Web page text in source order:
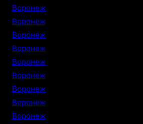
Воронеж
Воронеж
Воронеж
Воронеж
Воронеж
Воронеж
Воронеж
Воронеж
Воронеж